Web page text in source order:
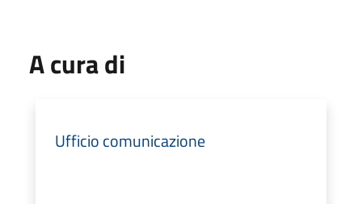
A cura di
Ufficio comunicazione